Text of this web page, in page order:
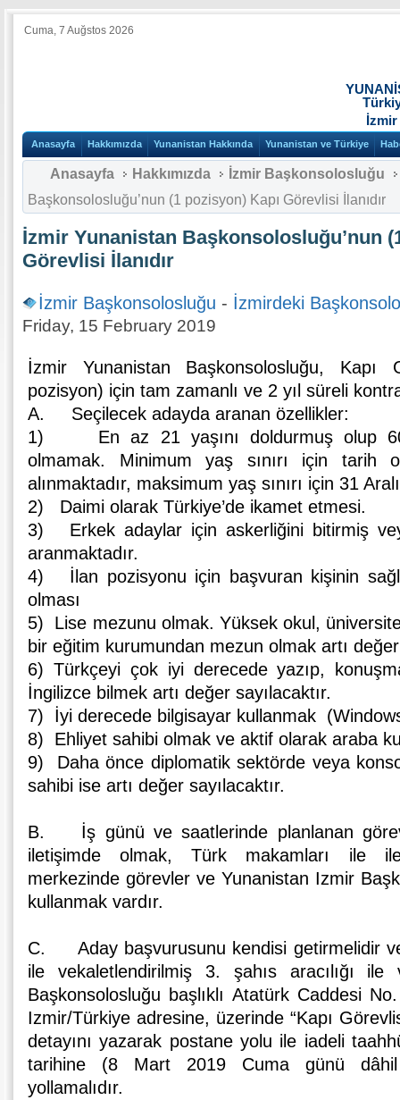
Cuma, 7 Auğstos 2026
Anasayfa Hakkımızda Yunanistan Hakkında Yunanistan ve Türkiye
Anasayfa Hakkımızda
İzmir Başkonsolosluğu
Başkonsolosluğu’nun (1 pozisyon) Kapı Görevlisi İlanıdır
İzmir Yunanistan Başkonsolosluğu’nun
Görevlisi İlanıdır
İzmir Başkonsolosluğu - İzmirdeki
Friday, 15 February 2019
İzmir Yunanistan Başkonsolosluğu, Kapı
pozisyon) için tam zamanlı ve 2 yıl süreli
A. Seçilecek adayda aranan özellikler:
1) En az 21 yaşını doldurmuş olup 60
olmamak. Minimum yaş sınırı için tarih
alınmaktadır, maksimum yaş sınırı için 31
2) Daimi olarak Türkiye’de ikamet etmesi.
3) Erkek adaylar için askerliğini bitirmiş
aranmaktadır.
4) İlan pozisyonu için başvuran kişinin
olması
5) Lise mezunu olmak. Yüksek okul,
bir eğitim kurumundan mezun olmak artı değer
6) Türkçeyi çok iyi derecede yazıp,
İngilizce bilmek artı değer sayılacaktır.
7) İyi derecede bilgisayar kullanmak
8) Ehliyet sahibi olmak ve aktif olarak araba
9) Daha önce diplomatik sektörde veya
sahibi ise artı değer sayılacaktır.
B. İş günü ve saatlerinde planlanan
iletişimde olmak, Türk makamları ile
merkezinde görevler ve Yunanistan Izmir
kullanmak vardır.
C. Aday başvurusunu kendisi getirmelidir
ile vekaletlendirilmiş 3. şahıs aracılığı
Başkonsolosluğu başlıklı Atatürk Caddesi
Izmir/Türkiye adresine, üzerinde “Kapı
detayını yazarak postane yolu ile iadeli
tarihine (8 Mart 2019 Cuma günü
yollamalıdır.